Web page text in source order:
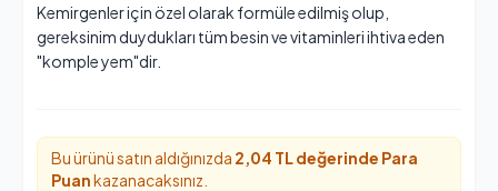
Kemirgenler için özel olarak formüle edilmiş olup,
gereksinim duydukları tüm besin ve vitaminleri ihtiva eden
"komple yem"dir.
Bu ürünü satın aldığınızda 2,04 TL değerinde Para
Puankazanacaksınız.